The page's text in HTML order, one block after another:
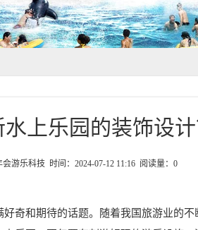
上乐园的装饰设计
游乐科技 时间：2024-07-12 11:16 阅读量： 0
奇和期待的话题。随着我国旅游业的